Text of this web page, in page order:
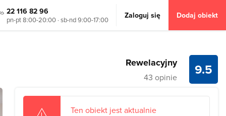
22 116 82 96
pn-pt 8:00-20:00 · sb-nd 9:00-17:00 Zaloguj się Dodaj obiekt
9.5
Rewelacyjny
43 opinie
Ten obiekt jest aktualnie